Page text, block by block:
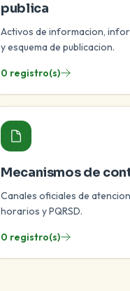
publica
Activos de informacion,
y esquema de publicacion.
0 registro(s)
Mecanismos de
Canales oficiales de
horarios y PQRSD.
0 registro(s)